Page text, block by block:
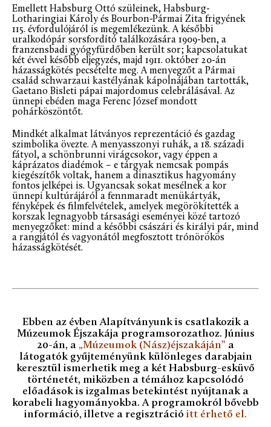
Emellett Habsburg Ottó szüleinek, Habsburg-
Lotharingiai Károly és Bourbon-Pármai Zita frigyének
115. évfordulójáról is megemlékezünk. A későbbi
uralkodópár sorsfordító találkozására 1909-ben, a
franzensbadi gyógyfürdőben került sor; kapcsolatukat
két évvel később eljegyzés, majd 1911. október 20-án
házasságkötés pecsételte meg. A menyegzőt a Pármai
család schwarzaui kastélyának kápolnájában tartották,
Gaetano Bisleti pápai majordomus celebrálásával. Az
ünnepi ebéden maga Ferenc József mondott
pohárköszöntőt.
Mindkét alkalmat látványos reprezentáció és gazdag
szimbolika övezte. A menyasszonyi ruhák, a 18. századi
fátyol, a schönbrunni virágcsokor, vagy éppen a
káprázatos diadémok – e tárgyak nemcsak pompás
kiegészítők voltak, hanem a dinasztikus hagyomány
fontos jelképei is. Ugyancsak sokat mesélnek a kor
ünnepi kultúrájáról a fennmaradt menükártyák,
fényképek és filmfelvételek, amelyek megörökítették a
korszak legnagyobb társasági eseményei közé tartozó
menyegzőket: mind a későbbi császári és királyi pár, mind
a rangjától és vagyonától megfosztott trónörökös
házasságkötését.
Ebben az évben Alapítványunk is csatlakozik a
Múzeumok Éjszakája programsorozathoz. Június
20-án, a „Múzeumok (Nász)éjszakáján” a
látogatók gyűjteményünk különleges darabjain
keresztül ismerhetik meg a két Habsburg-esküvő
történetét, miközben a témához kapcsolódó
előadások is izgalmas betekintést nyújtanak a
korabeli hagyományokba. A programokról bővebb
információ, illetve a regisztráció itt érhető el.